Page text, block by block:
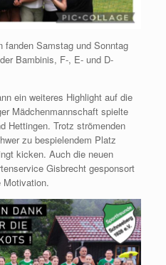
fanden Samstag und Sonntag
Bambinis, F-, E- und D-
ein weiteres Highlight auf die
Mädchenmannschaft spielte
Hettingen. Trotz strömenden
zu bespielendem Platz
kicken. Auch die neuen
Gisbrecht gesponsort
Motivation.